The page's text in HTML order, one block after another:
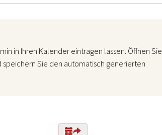
in Ihren Kalender eintragen lassen. Öffnen Sie
Sie den automatisch generierten